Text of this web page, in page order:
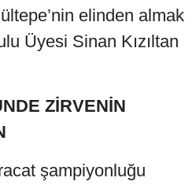
elinden almak
Üyesi Sinan Kızıltan
ZİRVENİN
şampiyonluğu